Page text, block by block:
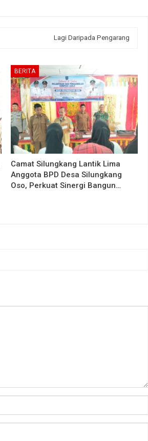
Lagi Daripada Pengarang
BERITA
Camat Silungkang Lantik Lima
Anggota BPD Desa Silungkang
Oso, Perkuat Sinergi Bangun…